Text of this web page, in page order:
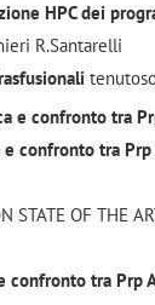
HPC dei
R.Santarelli
e confronto tra
e confronto tra
STATE OF THE
confronto tra